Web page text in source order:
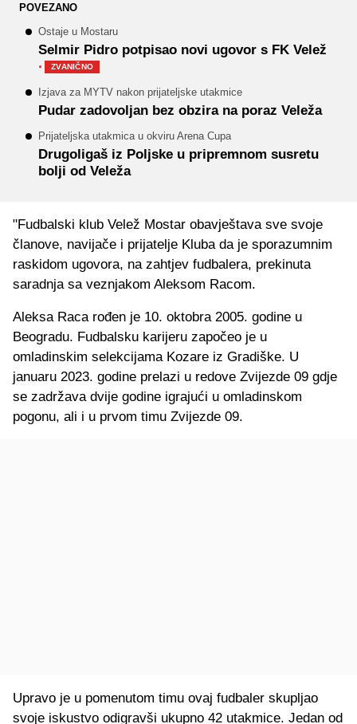
POVEZANO
Ostaje u Mostaru
Selmir Pidro potpisao novi ugovor s FK Velež
· ZVANIČNO
Izjava za MYTV nakon prijateljske utakmice
Pudar zadovoljan bez obzira na poraz Veleža
Prijateljska utakmica u okviru Arena Cupa
Drugoligaš iz Poljske u pripremnom susretu
bolji od Veleža
"Fudbalski klub Velež Mostar obavještava sve svoje
članove, navijače i prijatelje Kluba da je sporazumnim
raskidom ugovora, na zahtjev fudbalera, prekinuta
saradnja sa veznjakom Aleksom Racom.
Aleksa Raca rođen je 10. oktobra 2005. godine u
Beogradu. Fudbalsku karijeru započeo je u
omladinskim selekcijama Kozare iz Gradiške. U
januaru 2023. godine prelazi u redove Zvijezde 09 gdje
se zadržava dvije godine igrajući u omladinskom
pogonu, ali i u prvom timu Zvijezde 09.
Upravo je u pomenutom timu ovaj fudbaler skupljao
svoje iskustvo odigravši ukupno 42 utakmice. Jedan od